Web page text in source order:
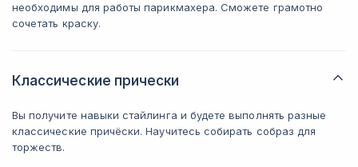
необходимы для работы парикмахера. Сможете грамотно
сочетать краску.
Классические прически
Вы получите навыки стайлинга и будете выполнять разные
классические причёски. Научитесь собирать собраз для
торжеств.